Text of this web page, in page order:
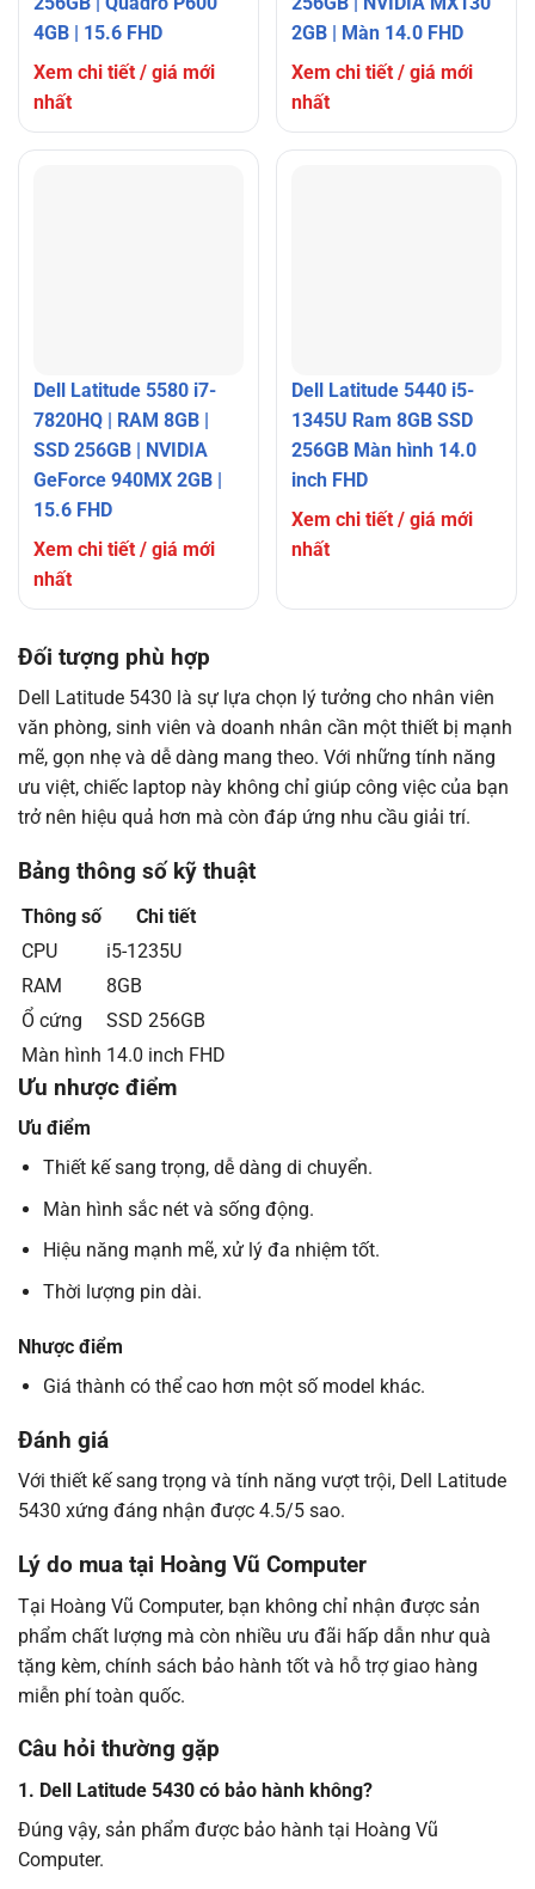
4GB | 15.6 FHD
Xem chi tiết / giá mới
nhất
2GB | Màn 14.0 FHD
Xem chi tiết / giá mới
nhất
Dell Latitude 5580 i7-
7820HQ | RAM 8GB |
SSD 256GB | NVIDIA
GeForce 940MX 2GB |
15.6 FHD
Xem chi tiết / giá mới
nhất
Dell Latitude 5440 i5-
1345U Ram 8GB SSD
256GB Màn hình 14.0
inch FHD
Xem chi tiết / giá mới
nhất
Đối tượng phù hợp
Dell Latitude 5430 là sự lựa chọn lý tưởng cho nhân viên
văn phòng, sinh viên và doanh nhân cần một thiết bị mạnh
mẽ, gọn nhẹ và dễ dàng mang theo. Với những tính năng
ưu việt, chiếc laptop này không chỉ giúp công việc của bạn
trở nên hiệu quả hơn mà còn đáp ứng nhu cầu giải trí.
Bảng thông số kỹ thuật
Thông số
Chi tiết
CPU
i5-1235U
RAM
8GB
Ổ cứng
SSD 256GB
Màn hình 14.0 inch FHD
Ưu nhược điểm
Ưu điểm
Thiết kế sang trọng, dễ dàng di chuyển.
Màn hình sắc nét và sống động.
Hiệu năng mạnh mẽ, xử lý đa nhiệm tốt.
Thời lượng pin dài.
Nhược điểm
Giá thành có thể cao hơn một số model khác.
Đánh giá
Với thiết kế sang trọng và tính năng vượt trội, Dell Latitude
5430 xứng đáng nhận được 4.5/5 sao.
Lý do mua tại Hoàng Vũ Computer
Tại Hoàng Vũ Computer, bạn không chỉ nhận được sản
phẩm chất lượng mà còn nhiều ưu đãi hấp dẫn như quà
tặng kèm, chính sách bảo hành tốt và hỗ trợ giao hàng
miễn phí toàn quốc.
Câu hỏi thường gặp
1. Dell Latitude 5430 có bảo hành không?
Đúng vậy, sản phẩm được bảo hành tại Hoàng Vũ
Computer.